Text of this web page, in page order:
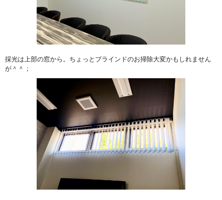
採光は上部の窓から。ちょっとブラインドのお掃除大変かもしれません
が＾＾；